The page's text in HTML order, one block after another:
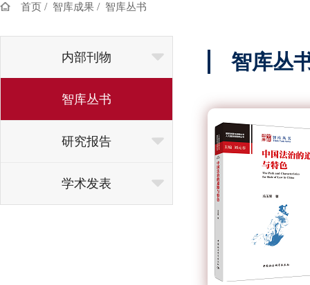
首页 / 智库成果 / 智库丛书
内部刊物
智库丛书
研究报告
学术发表
智库丛